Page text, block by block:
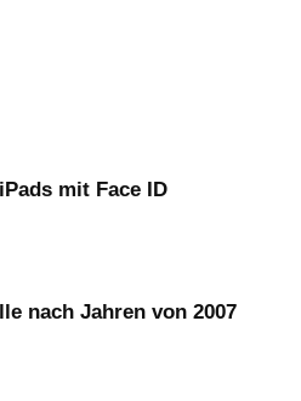
mit Face ID
nach Jahren von 2007